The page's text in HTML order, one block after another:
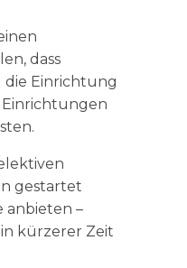
dass
die Einrichtung
Einrichtungen
gestartet
anbieten –
kürzerer Zeit